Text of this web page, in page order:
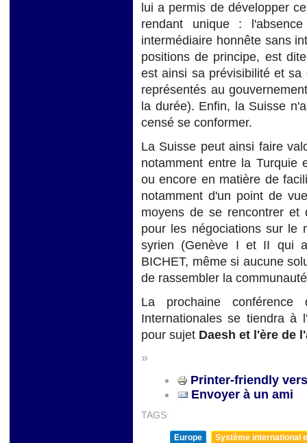
lui a permis de développer
rendant unique :
intermédiaire honnête sans
positions de principe, est
est ainsi sa prévisibilité et
représentés au
la durée). Enfin, la Suisse
censé se conformer.
La Suisse peut ainsi faire
notamment entre la Turquie
ou encore en matière de
notamment d'un point de
moyens de se rencontrer et
pour les négociations sur le
syrien (Genève I et II qui
BICHET, même si aucune
de rassembler la
La prochaine conférence
Internationales se tiendra à
pour sujet Daesh et l'ère de
»
Printer-friendly
Envoyer à un ami
TAGS:
Europe Système international